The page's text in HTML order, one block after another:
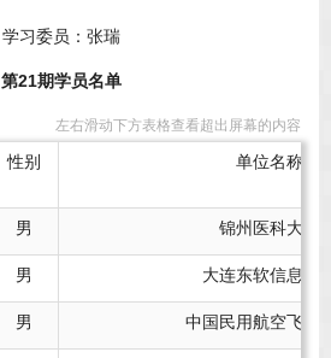
学习委员：张瑞
第21期学员名单
左右滑动下方表格查看超出屏幕的内容
性别 单位名称
男 锦州医科大学
男 大连东软信息学
男 中国民用航空飞行